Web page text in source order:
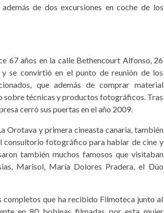
de dos excursiones en coche de los
67 años en la calle Bethencourt Alfonso, 26
se convirtió en el punto de reunión de los
que además de comprar material
sobre técnicas y productos fotográficos. Tras
cerró sus puertas en el año 2009.
Orotava y primera cineasta canaria, también
consultorio fotográfico para hablar de cine y
también muchos famosos que visitaban
Marisol, María Dolores Pradera, el Dúo
que ha recibido Filmoteca junto al
en 80 bobinas filmadas por esta mujer